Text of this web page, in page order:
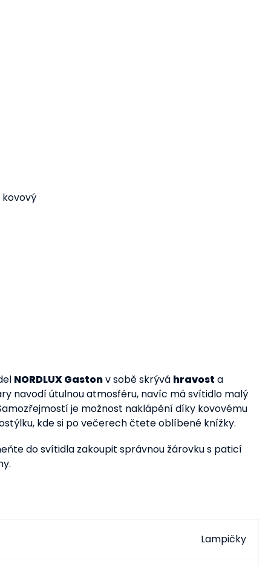
kovový
NORDLUX Gastonv sobě skrývá hravost a
navodí útulnou atmosféru, navíc má svítidlo malý
je možnost naklápění díky kovovému
kde si po večerech čtete oblíbené knížky.
do svítidla zakoupit správnou žárovku s paticí
Lampičky